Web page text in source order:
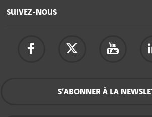
SUIVEZ-NOUS
S’ABONNER À LA